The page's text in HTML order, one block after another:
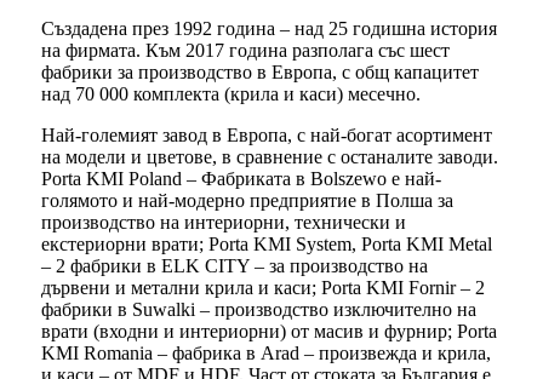
Създадена през 1992 година – над 25 годишна история
на фирмата. Към 2017 година разполага със шест
фабрики за производство в Европа, с общ капацитет
над 70 000 комплекта (крила и каси) месечно.
Най-големият завод в Европа, с най-богат асортимент
на модели и цветове, в сравнение с останалите заводи.
Porta KMI Poland – Фабриката в Bolszewo е най-
голямото и най-модерно предприятие в Полша за
производство на интериорни, технически и
екстериорни врати; Porta KMI System, Porta KMI Metal
– 2 фабрики в ELK CITY – за производство на
дървени и метални крила и каси; Porta KMI Fornir – 2
фабрики в Suwalki – производство изключително на
врати (входни и интериорни) от масив и фурнир; Porta
KMI Romania – фабрика в Arad – произвежда и крила,